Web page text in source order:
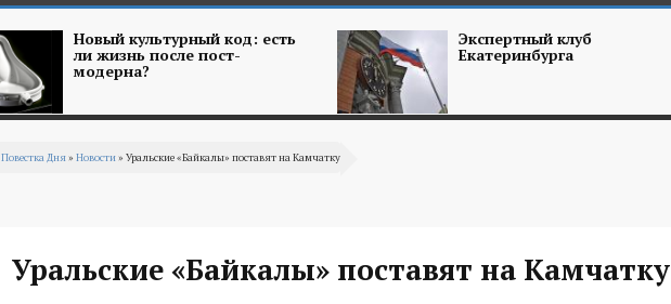
Новый культурный код: есть
ли жизнь после пост-
модерна?
Экспертный клуб
Екатеринбурга
Повестка Дня» Новости» Уральские «Байкалы» поставят на Камчатку
Уральские «Байкалы» поставят на Камчатку